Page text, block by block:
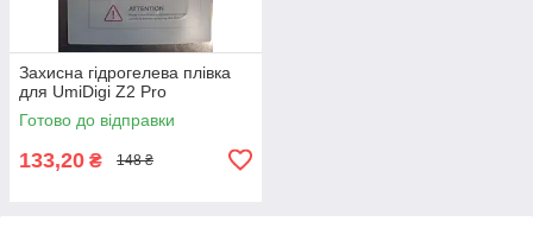
Захисна гідрогелева плівка
для UmiDigi Z2 Pro
Готово до відправки
133,20 ₴ 148 ₴